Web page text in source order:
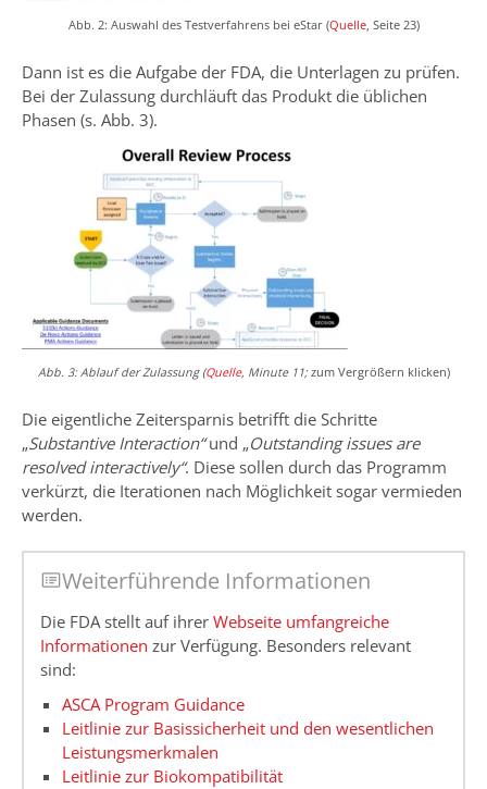
Abb. 2: Auswahl des Testverfahrens bei eStar (Quelle, Seite 23)
Dann ist es die Aufgabe der FDA, die Unterlagen zu prüfen.
Bei der Zulassung durchläuft das Produkt die üblichen
Phasen (s. Abb. 3).
Abb. 3: Ablauf der Zulassung (Quelle, Minute 11;zum Vergrößern klicken)
Die eigentliche Zeitersparnis betrifft die Schritte
„Substantive Interaction“und „Outstanding issues are
resolved interactively“. Diese sollen durch das Programm
verkürzt, die Iterationen nach Möglichkeit sogar vermieden
werden.
Weiterführende Informationen
Die FDA stellt auf ihrer Webseite umfangreiche
Informationen zur Verfügung. Besonders relevant
sind:
ASCA Program Guidance
Leitlinie zur Basissicherheit und den wesentlichen
Leistungsmerkmalen
Leitlinie zur Biokompatibilität